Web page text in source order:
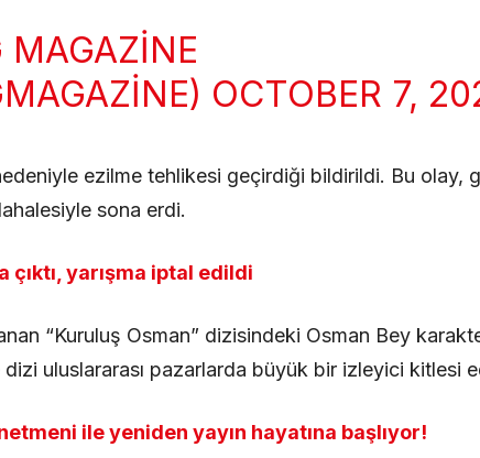
OCTOBER 7,
ezilme tehlikesi geçirdiği bildirildi. Bu olay,
sona erdi.
yarışma iptal edildi
“Kuruluş Osman” dizisindeki Osman Bey
dizi uluslararası pazarlarda büyük bir izleyici kitlesi
ile yeniden yayın hayatına başlıyor!